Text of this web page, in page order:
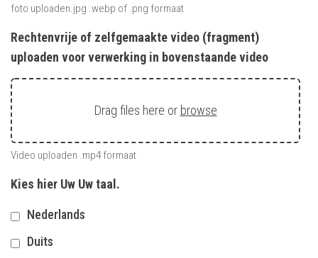
foto uploaden.jpg .webp of .png formaat
Rechtenvrije of zelfgemaakte video (fragment)
uploaden voor verwerking in bovenstaande video
Drag files here or browse
Video uploaden .mp4 formaat
Kies hier Uw Uw taal.
Nederlands
Duits